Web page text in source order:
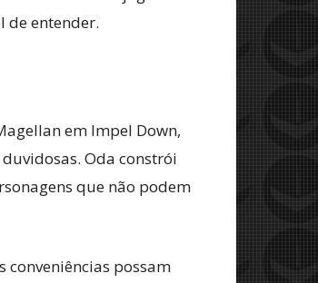
de entender.
em Impel Down,
Oda constrói
que não podem
conveniências possam